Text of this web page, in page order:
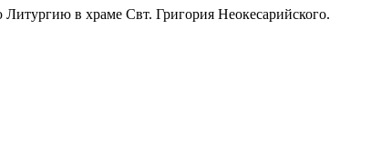
в храме Свт. Григория Неокесарийского.